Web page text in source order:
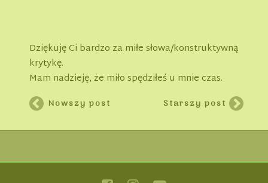
Dziękuję Ci bardzo za miłe słowa/konstruktywną
krytykę.
Mam nadzieję, że miło spędziłeś u mnie czas.
Nowszy post Starszy post